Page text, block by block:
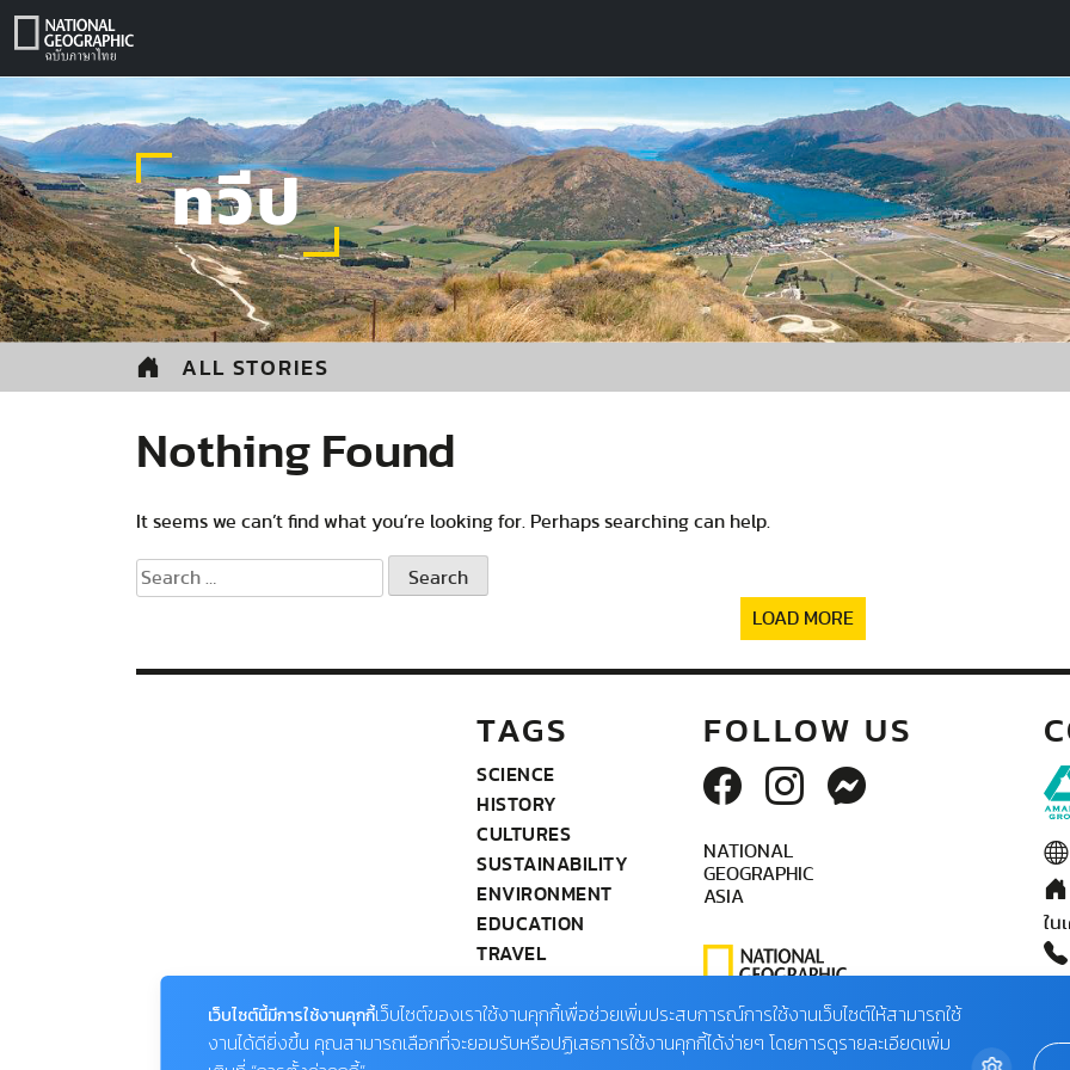
Skip
ทวีป
ALL STORIES
Nothing Found
It seems we can’t find what you’re looking for. Perhaps searching can help.
Search
for:
LOAD MORE
TAGS
SCIENCE
HISTORY
CULTURES
SUSTAINABILITY
ENVIRONMENT
EDUCATION
TRAVEL
PHOTOGRAPHY
WILDLIFE
OUR TEAM
FOLLOW US
NATIONAL
GEOGRAPHIC
ASIA
ใน
เว็บไซต์นี้มีการใช้งานคุกกี้เว็บไซต์ของเราใช้งานคุกกี้เพื่อช่วยเพิ่มประสบการณ์การใช้งานเว็บไซต์ให้สามารถใช้
งานได้ดียิ่งขึ้น คุณสามารถเลือกที่จะยอมรับหรือปฏิเสธการใช้งานคุกกี้ได้ง่ายๆ โดยการดูรายละเอียดเพิ่ม